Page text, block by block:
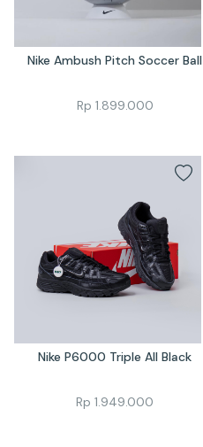
Nike Ambush Pitch Soccer Ball
Rp 1.899.000
Nike P6000 Triple All Black
Rp 1.949.000